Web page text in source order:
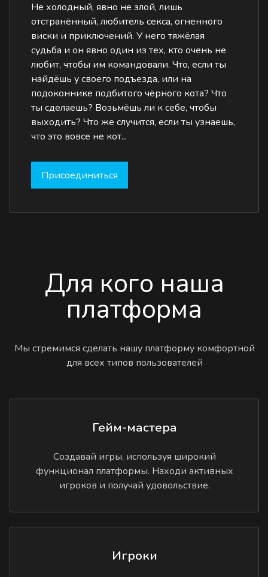
Не холодный, явно не злой, лишь
отстранённый, любитель секса, огненного
виски и приключений. У него тяжёлая
судьба и он явно один из тех, кто очень не
любит, чтобы им командовали. Что, если ты
найдёшь у своего подъезда, или на
подоконнике подбитого чёрного кота? Что
ты сделаешь? Возьмёшь ли к себе, чтобы
выходить? Что же случится, если ты узнаешь,
что это вовсе не кот...
Присоединиться
Для кого наша
платформа
Мы стремимся сделать нашу платформу комфортной
для всех типов пользователей
Гейм-мастера
Создавай игры, используя широкий
функционал платформы. Находи активных
игроков и получай удовольствие.
Игроки